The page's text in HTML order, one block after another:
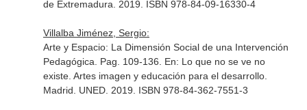
de Extremadura. 2019. ISBN 978-84-09-16330-4
Villalba Jiménez, Sergio:
Arte y Espacio: La Dimensión Social de una Intervención
Pedagógica. Pag. 109-136. En: Lo que no se ve no
existe. Artes imagen y educación para el desarrollo.
Madrid. UNED. 2019. ISBN 978-84-362-7551-3